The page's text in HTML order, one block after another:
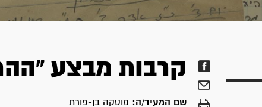
קרבות מבצע
שם המעיד/ה: מוטקה בן-פורת